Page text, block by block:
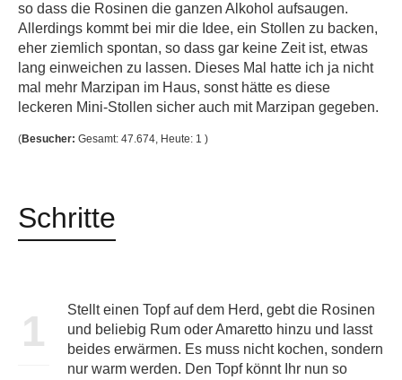
so dass die Rosinen die ganzen Alkohol aufsaugen.
Allerdings kommt bei mir die Idee, ein Stollen zu backen,
eher ziemlich spontan, so dass gar keine Zeit ist, etwas
lang einweichen zu lassen. Dieses Mal hatte ich ja nicht
mal mehr Marzipan im Haus, sonst hätte es diese
leckeren Mini-Stollen sicher auch mit Marzipan gegeben.
(Besucher: Gesamt: 47.674, Heute: 1 )
Schritte
1
Stellt einen Topf auf dem Herd, gebt die Rosinen
und beliebig Rum oder Amaretto hinzu und lasst
beides erwärmen. Es muss nicht kochen, sondern
nur warm werden. Den Topf könnt Ihr nun so